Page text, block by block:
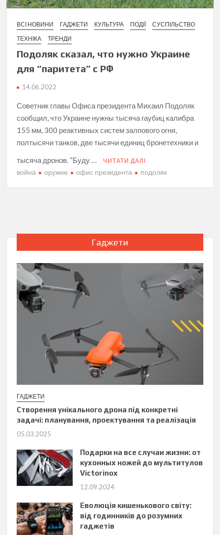
ВСІ НОВИНИ ГАДЖЕТИ КУЛЬТУРА ПОДІЇ
СУСПІЛЬСТВО
ТЕХНІКА
ТРЕНДИ
Подоляк сказал, что нужно Украине
для “паритета” с РФ
14.06.2022
Советник главы Офиса президента Михаил Подоляк
сообщил , что Украине нужны тысяча гаубиц калибра
155 мм, 300 реактивных систем залпового огня,
полтысячи танков, две тысячи единиц бронетехники и
тысяча дронов. “Буду …
ЧИТАТИ ДАЛІ
война оружие офис президента подоляк
Гаджети
ГАДЖЕТИ
Створення унікального дрона під конкретні
задачі: планування, проектування та реалізація
05.03.2025
Подарки на все случаи жизни: от
кухонных ножей до мультитулов
Victorinox
12.09.2024
Еволюція кишенькового світу:
від годинників до розумних
гаджетів